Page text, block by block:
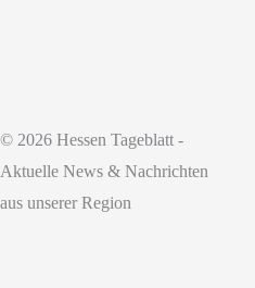
© 2026 Hessen Tageblatt -
Aktuelle News & Nachrichten
aus unserer Region